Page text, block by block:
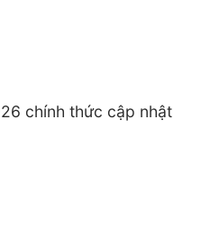
chính thức cập nhật